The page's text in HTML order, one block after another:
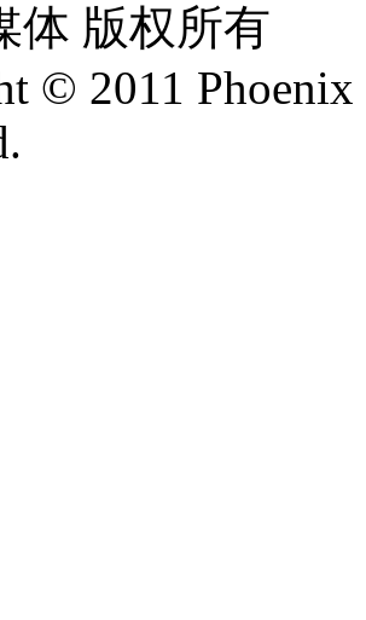
体 版权所有
© 2011